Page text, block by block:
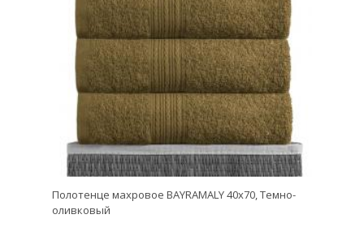
Полотенце махровое BAYRAMALY 40х70, Темно-
оливковый